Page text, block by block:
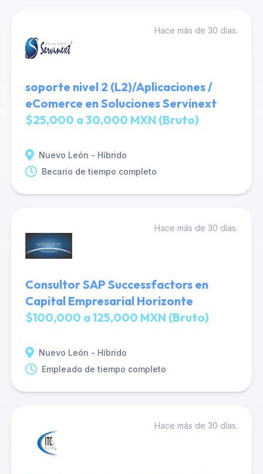
Hace más de 30 días.
soporte nivel 2 (L2)/Aplicaciones /
eComerce en Soluciones Servinext
$25,000 a 30,000 MXN (Bruto)
Nuevo León - Híbrido
Becario de tiempo completo
Hace más de 30 días.
Consultor SAP Successfactors en
Capital Empresarial Horizonte
$100,000 a 125,000 MXN (Bruto)
Nuevo León - Híbrido
Empleado de tiempo completo
Hace más de 30 días.